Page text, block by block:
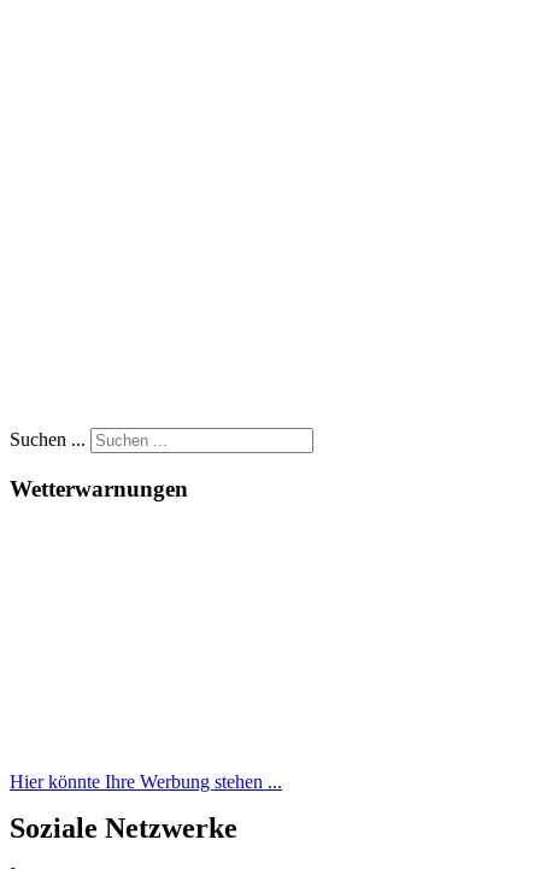
Suchen ...
Wetterwarnungen
Hier könnte Ihre Werbung stehen ...
Soziale Netzwerke